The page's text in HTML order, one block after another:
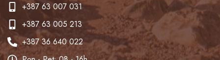
+387 63 007 031
+387 63 005 213
+387 36 640 022